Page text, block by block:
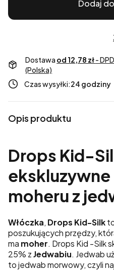
Dodaj
Dostawa od 12,78 zł-
(Polska)
Czas wysyłki:24 godziny
Opis produktu
Drops Kid-
ekskluzywne
moheru z
Włóczka, Drops Kid-Silk
poszukujących przędzy,
ma moher. Drops Kid -Silk
25% zJedwabiu. Jedwab
to jedwab morwowy, czyli